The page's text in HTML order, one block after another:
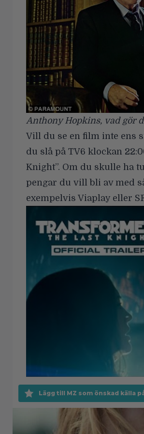
Anthony Hopkins, vad gör
Vill du se en film inte ens
du slå på TV6 klockan
Knight”. Om du skulle ha
pengar du vill bli av med
exempelvis Viaplay eller
Lägg till MZ som önskad källa